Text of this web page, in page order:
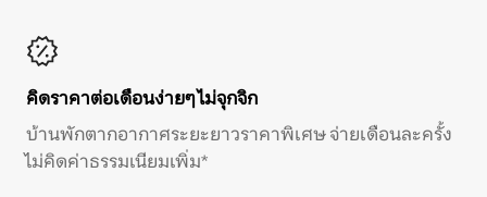
คิดราคาต่อเดือนง่ายๆ ไม่จุกจิก
บ้านพักตากอากาศระยะยาวราคาพิเศษ จ่ายเดือนละครั้ง
ไม่คิดค่าธรรมเนียมเพิ่ม*